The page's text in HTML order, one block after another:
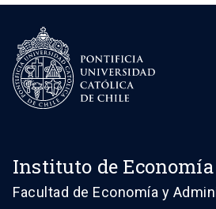
Instituto de Economía
Facultad de Economía y